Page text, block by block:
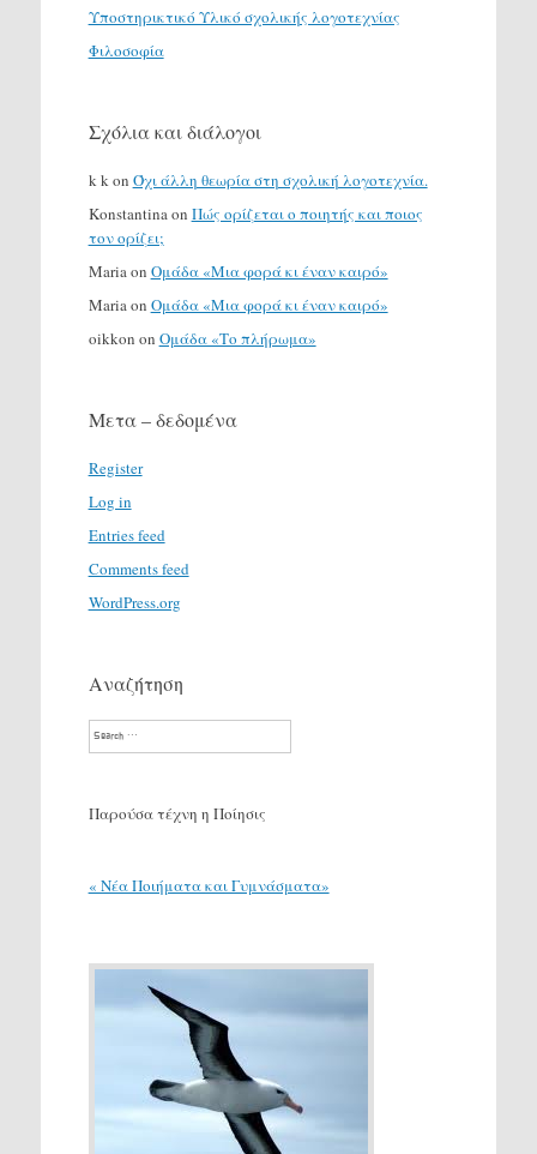
Υποστηρικτικό Υλικό σχολικής λογοτεχνίας
Φιλοσοφία
Σχόλια και διάλογοι
k k on Όχι άλλη θεωρία στη σχολική λογοτεχνία.
Konstantina on Πώς ορίζεται ο ποιητής και ποιος
τον ορίζει;
Maria on Ομάδα «Μια φορά κι έναν καιρό»
Maria on Ομάδα «Μια φορά κι έναν καιρό»
oikkon on Ομάδα «Το πλήρωμα»
Μετα – δεδομένα
Register
Log in
Entries feed
Comments feed
WordPress.org
Αναζήτηση
Search
Παρούσα τέχνη η Ποίησις
« Νέα Ποιήματα και Γυμνάσματα»